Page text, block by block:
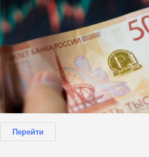
Перейти